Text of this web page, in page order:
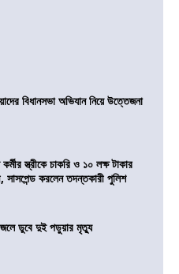
বিধানসভা অভিযান নিয়ে উত্তেজনা
স্ত্রীকে চাকরি ও ১০ লক্ষ টাকার
সাসপেন্ড করলেন তদন্তকারী পুলিশ
ডুবে দুই পড়ুয়ার মৃত্যু